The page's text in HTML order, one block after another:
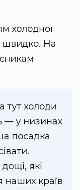
холодної
швидко. На
тут холоди
— у низинах
посадка
які
наших країв